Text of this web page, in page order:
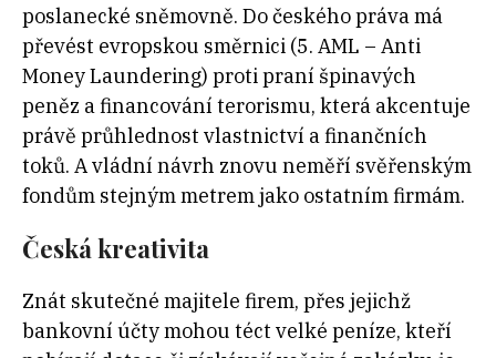
poslanecké sněmovně. Do českého práva má
převést evropskou směrnici (5. AML – Anti
Money Laundering) proti praní špinavých
peněz a financování terorismu, která akcentuje
právě průhlednost vlastnictví a finančních
toků. A vládní návrh znovu neměří svěřenským
fondům stejným metrem jako ostatním firmám.
Česká kreativita
Znát skutečné majitele firem, přes jejichž
bankovní účty mohou téct velké peníze, kteří